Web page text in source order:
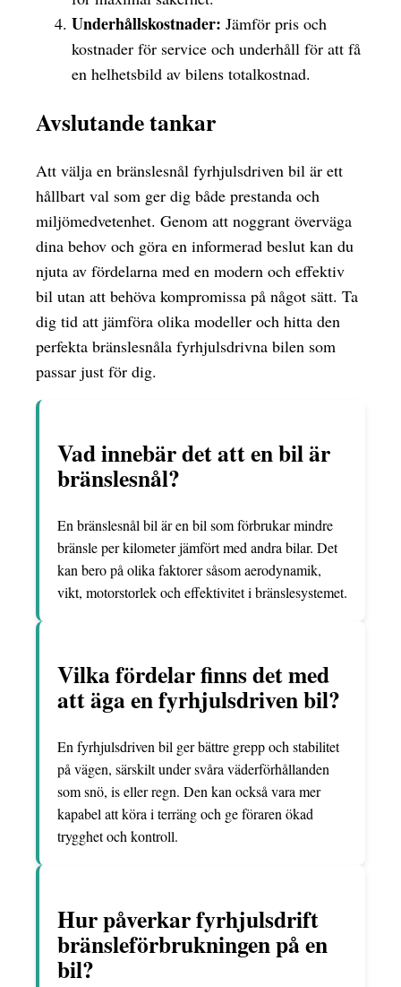
Underhållskostnader: Jämför pris och
kostnader för service och underhåll för att få
en helhetsbild av bilens totalkostnad.
Avslutande tankar
Att välja en bränslesnål fyrhjulsdriven bil är ett
hållbart val som ger dig både prestanda och
miljömedvetenhet. Genom att noggrant överväga
dina behov och göra en informerad beslut kan du
njuta av fördelarna med en modern och effektiv
bil utan att behöva kompromissa på något sätt. Ta
dig tid att jämföra olika modeller och hitta den
perfekta bränslesnåla fyrhjulsdrivna bilen som
passar just för dig.
Vad innebär det att en bil är
bränslesnål?
En bränslesnål bil är en bil som förbrukar mindre
bränsle per kilometer jämfört med andra bilar. Det
kan bero på olika faktorer såsom aerodynamik,
vikt, motorstorlek och effektivitet i bränslesystemet.
Vilka fördelar finns det med
att äga en fyrhjulsdriven bil?
En fyrhjulsdriven bil ger bättre grepp och stabilitet
på vägen, särskilt under svåra väderförhållanden
som snö, is eller regn. Den kan också vara mer
kapabel att köra i terräng och ge föraren ökad
trygghet och kontroll.
Hur påverkar fyrhjulsdrift
bränsleförbrukningen på en
bil?